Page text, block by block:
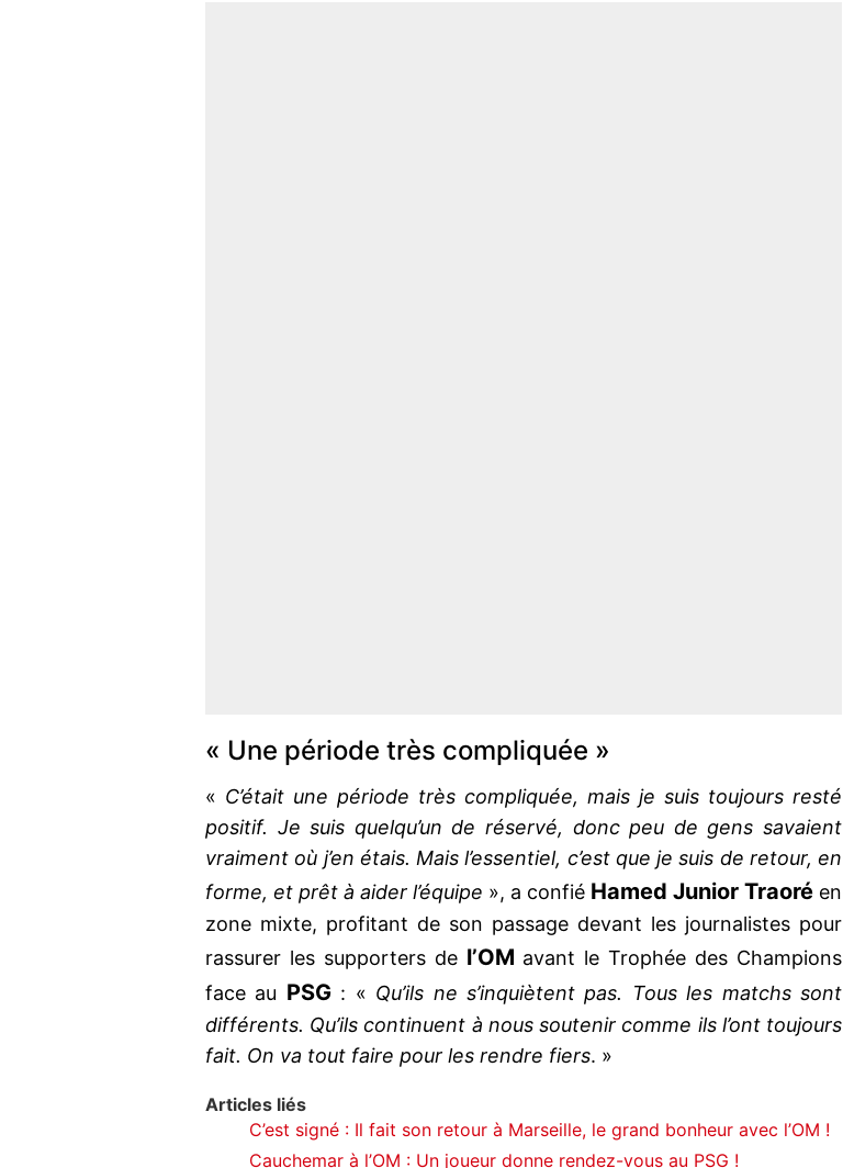
« Une période très compliquée »
« C’était une période très compliquée, mais je suis toujours resté
positif. Je suis quelqu’un de réservé, donc peu de gens savaient
vraiment où j’en étais. Mais l’essentiel, c’est que je suis de retour, en
forme, et prêt à aider l’équipe », a confié Hamed Junior Traoré en
zone mixte, profitant de son passage devant les journalistes pour
rassurer les supporters de l’OM avant le Trophée des Champions
face au PSG: « Qu’ils ne s’inquiètent pas. Tous les matchs sont
différents. Qu’ils continuent à nous soutenir comme ils l’ont toujours
fait. On va tout faire pour les rendre fiers. »
Articles liés
C’est signé : Il fait son retour à Marseille, le grand bonheur avec l’OM !
Cauchemar à l’OM : Un joueur donne rendez-vous au PSG !